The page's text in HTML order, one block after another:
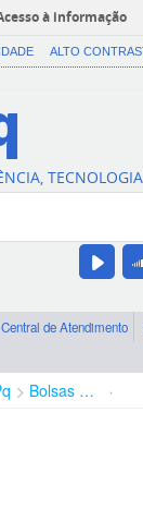
à informação
ALTO
Central de Atendimento
Bolsas e Auxílios Vigentes